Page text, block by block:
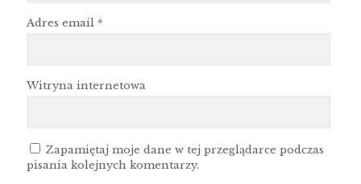
Adres email *
Witryna internetowa
Zapamiętaj moje dane w tej przeglądarce podczas
pisania kolejnych komentarzy.